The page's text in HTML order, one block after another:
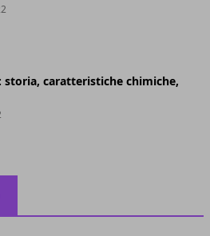
storia, caratteristiche chimiche,